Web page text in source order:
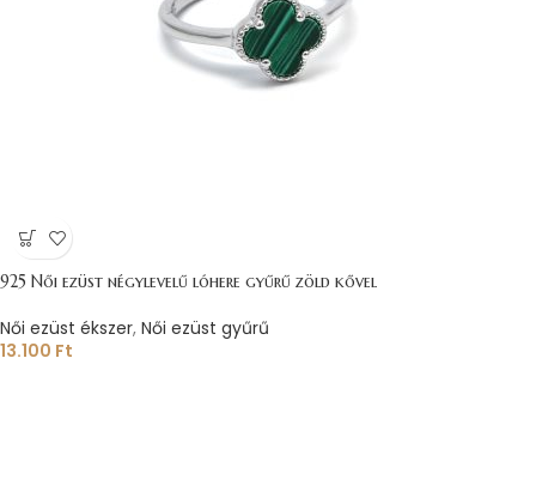
925 Női ezüst négylevelű lóhere gyűrű zöld kővel
Női ezüst ékszer, Női ezüst gyűrű
13.100 Ft